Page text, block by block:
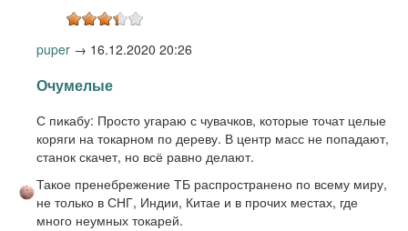
puper → 16.12.2020 20:26
Очумелые
С пикабу: Просто угараю с чувачков, которые точат целые
коряги на токарном по дереву. В центр масс не попадают,
станок скачет, но всё равно делают.
Такое пренебрежение ТБ распространено по всему миру,
не только в СНГ, Индии, Китае и в прочих местах, где
много неумных токарей.